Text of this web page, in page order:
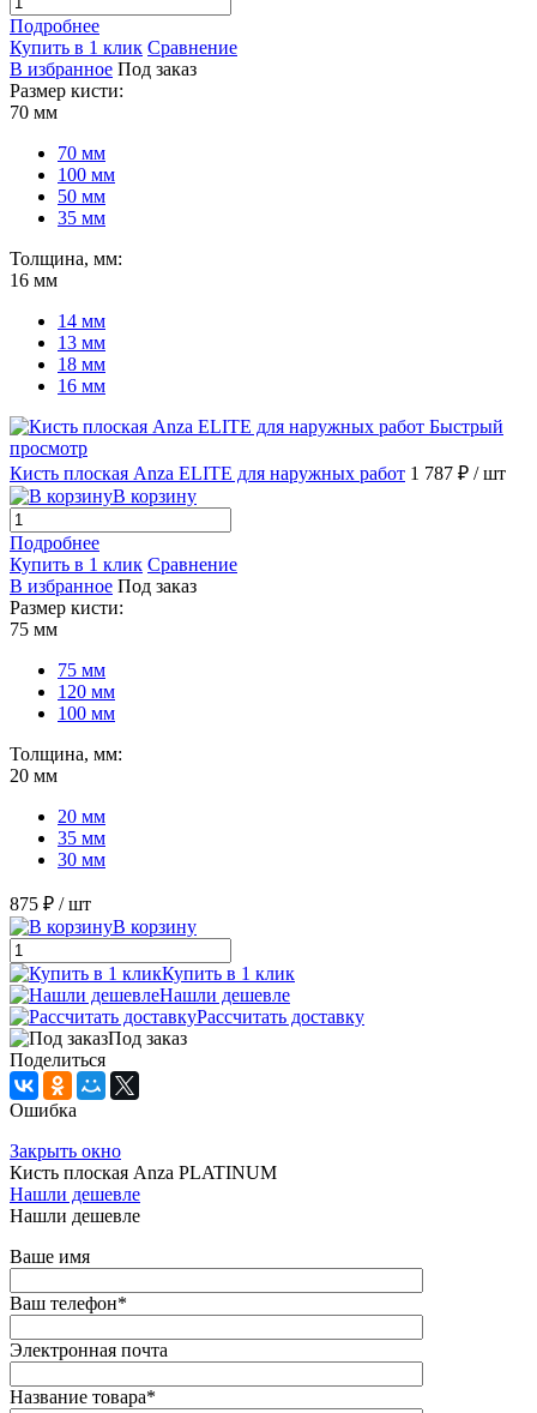
Подробнее
Купить в 1 клик Сравнение
В избранное Под заказ
Размер кисти:
70 мм
70 мм
100 мм
50 мм
35 мм
Толщина, мм:
16 мм
14 мм
13 мм
18 мм
16 мм
Быстрый
просмотр
Кисть плоская Anza ELITE для наружных работ 1 787 ₽ / шт
В корзину
Подробнее
Купить в 1 клик Сравнение
В избранное Под заказ
Размер кисти:
75 мм
75 мм
120 мм
100 мм
Толщина, мм:
20 мм
20 мм
35 мм
30 мм
875 ₽ / шт
В корзину
Купить в 1 клик
Нашли дешевле
Рассчитать доставку
Под заказ
Поделиться
Ошибка
Закрыть окно
Кисть плоская Anza PLATINUM
Нашли дешевле
Нашли дешевле
Ваше имя
Ваш телефон*
Электронная почта
Название товара*